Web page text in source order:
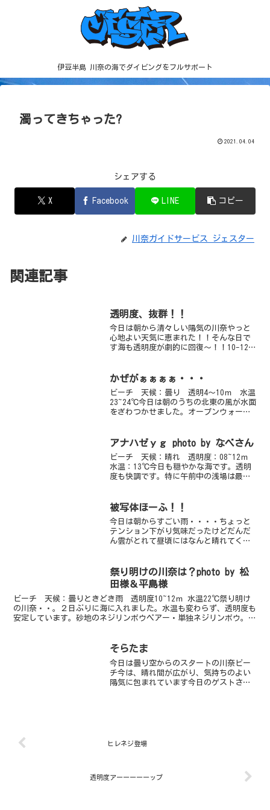
伊豆半島 川奈の海でダイビングをフルサポート
濁ってきちゃった?
2021.04.04
シェアする
X Facebook LINE コピー
川奈ガイドサービス ジェスター
関連記事
透明度、抜群！！
今日は朝から清々しい陽気の川奈やっと
心地よい天気に恵まれた！！そんな日で
す海も透明度が劇的に回復～！！10-12ｍ
参りました水中は群れのオンパレー
かぜがぁぁぁぁ・・・
ビーチ 天候：曇り 透明4～10ｍ 水温
23~24℃今日は朝のうちの北東の風が水面
をざわつかせました。オープンウォータ
遠征です。ファンダイブチームは８：３
アナハゼｙｇ photo by なべさん
ビーチ 天候：晴れ 透明度：08~12ｍ
水温：13℃今日も穏やかな海です。透明
度も快調です。特に午前中の浅場は最高
が生物はマクロがお勧め！２本とも浅場
被写体ほーふ！！
今日は朝からすごい雨・・・・ちょっと
テンション下がり気味だったけどだんだ
ん雲がとれて昼頃にはなんと晴れてくれ
良い海で海洋実習ができました。昨日か
ら確認されたニシキフウラ...
祭り明けの川奈は？photo by 松
田様＆平島様
ビーチ 天候：曇りときどき雨 透明度10~12ｍ 水温22℃祭り明け
の川奈・・。２日ぶりに海に入れました。水温も変わらず、透明度も
安定しています。砂地のネジリンボウペアー・単独ネジリンボウ。ナ
そらたま
今日は曇り空からのスタートの川奈ビー
チ今は、晴れ間が広がり、気持ちのよい
陽気に包まれています今日のゲストさん
ヒレネジ登場
透明度アーーーーーップ